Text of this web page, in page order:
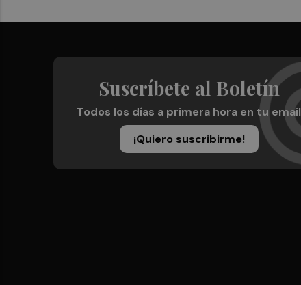
Suscríbete al Boletín
Todos los días a primera hora en tu email
¡Quiero suscribirme!